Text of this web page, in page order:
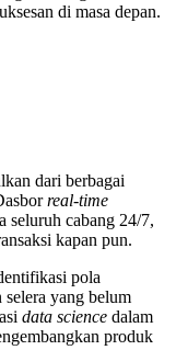
di masa depan.
dari berbagai
real-time
seluruh cabang 24/7,
kapan pun.
pola
yang belum
data science dalam
produk